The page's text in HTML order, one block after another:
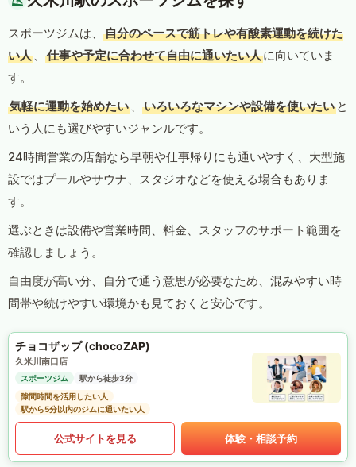
スポーツジムは、
自分のペースで筋トレや有酸素運動を続けた
い人 、 仕事や予定に合わせて自由に通いたい人に向いていま
す。
気軽に運動を始めたい 、 いろいろなマシンや設備を使いたい と
いう人にも選びやすいジャンルです。
24時間営業の店舗なら早朝や仕事帰りにも通いやすく、大型施
設ではプールやサウナ、スタジオなどを使える場合もありま
す。
選ぶときは設備や営業時間、料金、スタッフのサポート範囲を
確認しましょう。
自由度が高い分、自分で通う意思が必要なため、混みやすい時
間帯や続けやすい環境かも見ておくと安心です。
チョコザップ (chocoZAP)
久米川南口店
スポーツジム
駅から徒歩3分
隙間時間を活用したい人
駅から5分以内のジムに通いたい人
公式サイトを見る 体験・相談予約